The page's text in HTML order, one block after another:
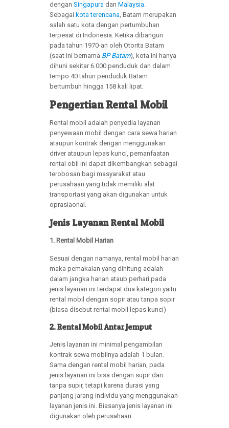
dengan Singapuradan Malaysia.
Sebagai kota terencana, Batam merupakan
salah satu kota dengan pertumbuhan
terpesat di Indonesia. Ketika dibangun
pada tahun 1970-an oleh Otorita Batam
(saat ini bernama BP Batam), kota ini hanya
dihuni sekitar 6.000 penduduk dan dalam
tempo 40 tahun penduduk Batam
bertumbuh hingga 158 kali lipat.
Pengertian Rental Mobil
Rental mobil adalah penyedia layanan
penyewaan mobil dengan cara sewa harian
ataupun kontrak dengan menggunakan
driver ataupun lepas kunci, pemanfaatan
rental obil ini dapat dikembangkan sebagai
terobosan bagi masyarakat atau
perusahaan yang tidak memiliki alat
transportasi yang akan digunakan untuk
oprasiaonal.
Jenis Layanan Rental Mobil
1. Rental Mobil Harian
Sesuai dengan namanya, rental mobil harian
maka pemakaian yang dihitung adalah
dalam jangka harian ataub perhari.pada
jenis layanan ini terdapat dua kategori yaitu
rental mobil dengan sopir atau tanpa sopir
(biasa disebut rental mobil lepas kunci)
2. Rental Mobil Antar Jemput
Jenis layanan ini minimal pengambilan
kontrak sewa mobilnya adalah 1 bulan.
Sama dengan rental mobil harian, pada
jenis layanan ini bisa dengan supir dan
tanpa supir, tetapi karena durasi yang
panjang jarang individu yang menggunakan
layanan jenis ini. Biasanya jenis layanan ini
digunakan oleh perusahaan.